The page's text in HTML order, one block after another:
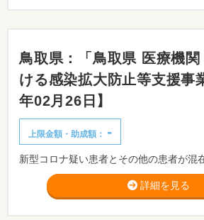
鳥取県：「鳥取県 医療機
ける感染拡大防止等支援事
年02月26日】
上限金額・助成額： -
詳細を見る